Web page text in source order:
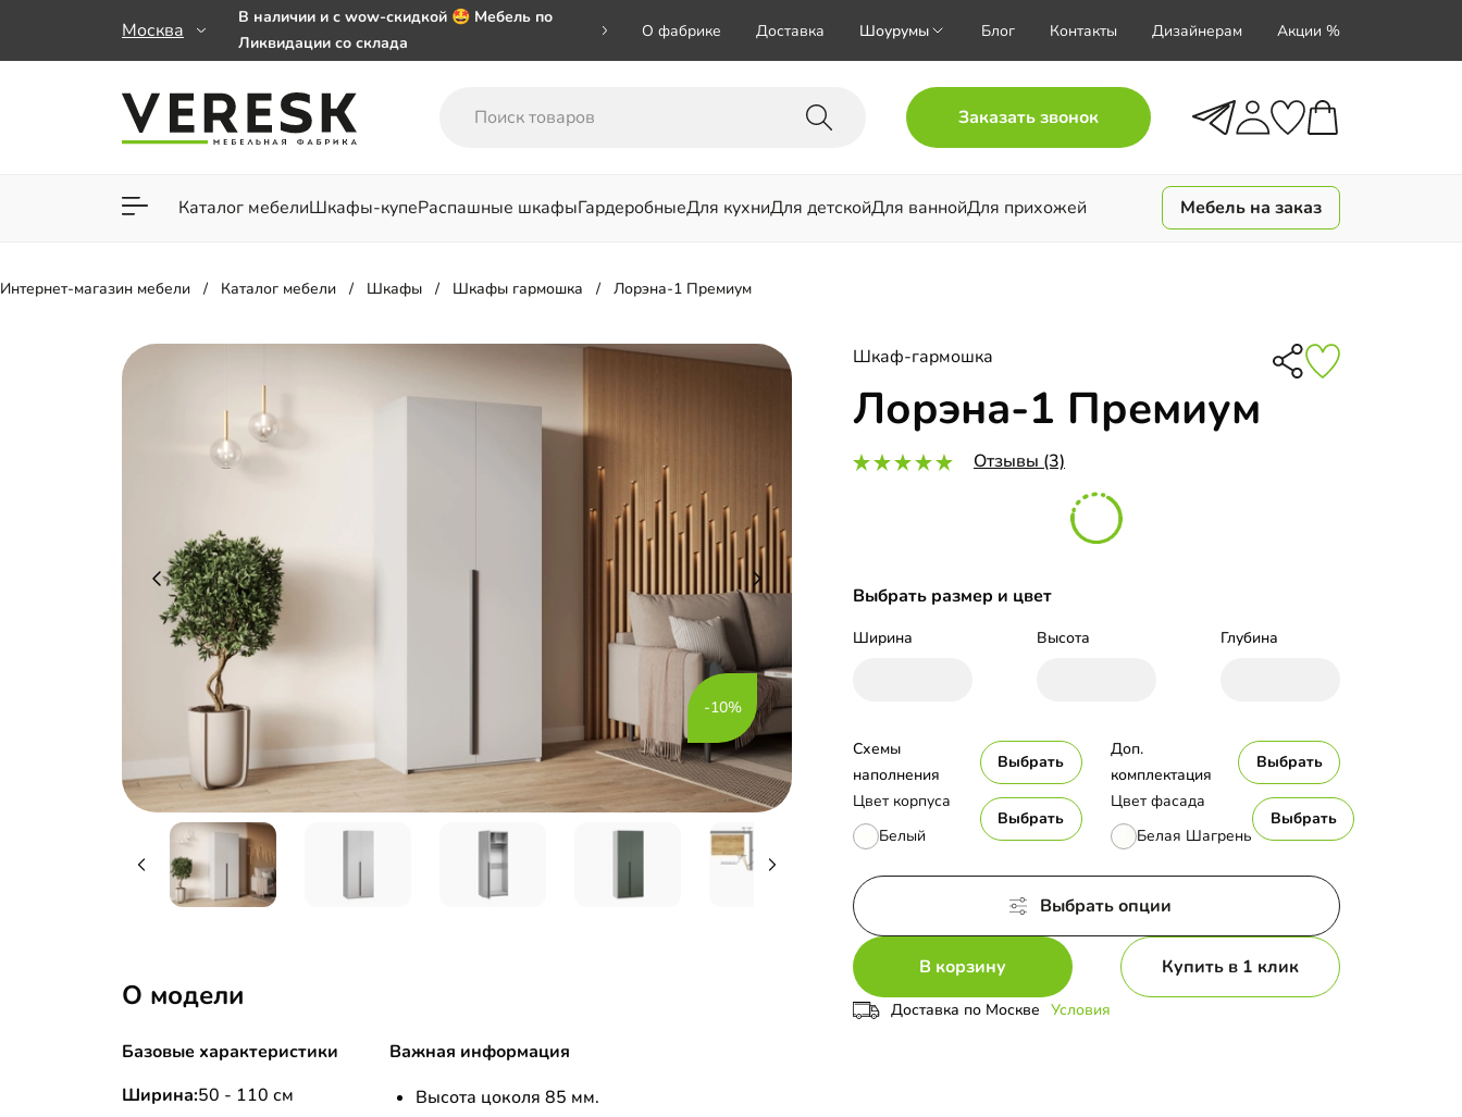
Москва
В наличии и с wow-скидкой 🤩 Мебель по
Ликвидации со склада
заказе от 50 000 ₽
Важно! Наш Whatsapp переехал на номер
О фабрике Доставка Шоурумы Блог Контакты Дизайнерам Акции %
Заказать звонок
Каталог мебелиШкафы-купеРаспашные шкафыГардеробныеДля кухниДля детскойДля ваннойДля прихожей
Для гостиной Для спальни
Мебель на заказ
Интернет-магазин мебели Каталог мебели Шкафы Шкафы гармошка Лорэна-1 Премиум
-10%
Шкаф-гармошка
Лорэна-1 Премиум
Отзывы (3)
Выбрать размер и цвет
Ширина Высота Глубина
Цвет корпуса
Белый
Выбрать
Цвет фасада
Белая Шагрень
Выбрать
Схемы
наполнения
Выбрать
Доп.
комплектация
Выбрать
Выбрать опции
В корзину Купить в 1 клик
Доставка по Москве Условия
О модели
Базовые характеристики
Ширина:50 - 110 см
Важная информация
Высота цоколя 85 мм.